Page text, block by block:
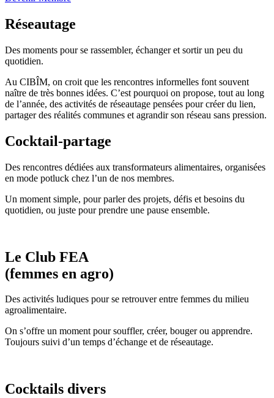
Réseautage
Des moments pour se rassembler, échanger et sortir un peu du
quotidien.
Au CIBÎM, on croit que les rencontres informelles font souvent
naître de très bonnes idées. C’est pourquoi on propose, tout au long
de l’année, des activités de réseautage pensées pour créer du lien,
partager des réalités communes et agrandir son réseau sans pression.
Cocktail-partage
Des rencontres dédiées aux transformateurs alimentaires, organisées
en mode potluck chez l’un de nos membres.
Un moment simple, pour parler des projets, défis et besoins du
quotidien, ou juste pour prendre une pause ensemble.
Le Club FEA
(femmes en agro)
Des activités ludiques pour se retrouver entre femmes du milieu
agroalimentaire.
On s’offre un moment pour souffler, créer, bouger ou apprendre.
Toujours suivi d’un temps d’échange et de réseautage.
Cocktails divers